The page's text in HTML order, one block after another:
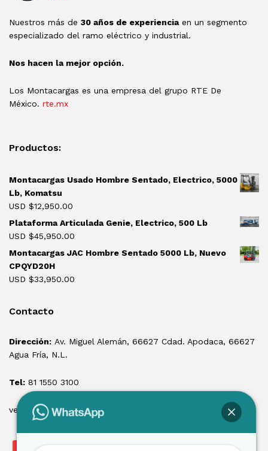
Nuestros más de 30 años de experienciaen un segmento
especializado del ramo eléctrico y industrial.
Nos hacen la mejor opción.
Los Montacargas es una empresa del grupo RTE De
México. rte.mx
Productos:
Montacargas Usado Hombre Sentado, Electrico, 5000
Lb, Komatsu
USD $12,950.00
Plataforma Articulada Genie, Electrico, 500 Lb
USD $45,950.00
Montacargas JAC Hombre Sentado 5000 Lb, Nuevo
CPQYD20H
USD $33,950.00
Contacto
Dirección: Av. Miguel Alemán, 66627 Cdad. Apodaca, 66627
Agua Fría, N.L.
Tel: 81 1550 3100
ventas@losmontacargas.mx